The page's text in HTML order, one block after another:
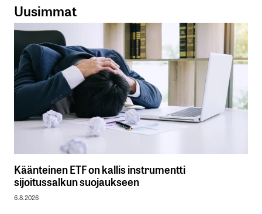
Uusimmat
Käänteinen ETF on kallis instrumentti
sijoitussalkun suojaukseen
6.8.2026